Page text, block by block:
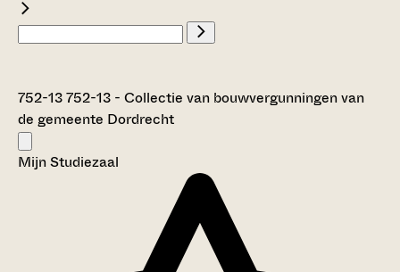
752-13 752-13 - Collectie van bouwvergunningen van
de gemeente Dordrecht
Mijn Studiezaal